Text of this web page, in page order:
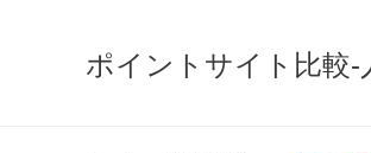
ポイントサイト比較